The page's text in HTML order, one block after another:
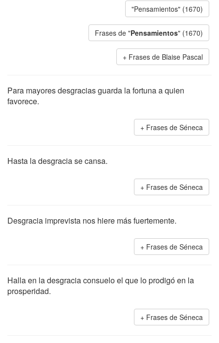
"Pensamientos" (1670)
Frases de "Pensamientos" (1670)
Frases de Blaise Pascal
Para mayores desgracias guarda la fortuna a quien
favorece.
Frases de Séneca
Hasta la desgracia se cansa.
Frases de Séneca
Desgracia imprevista nos hiere más fuertemente.
Frases de Séneca
Halla en la desgracia consuelo el que lo prodigó en la
prosperidad.
Frases de Séneca